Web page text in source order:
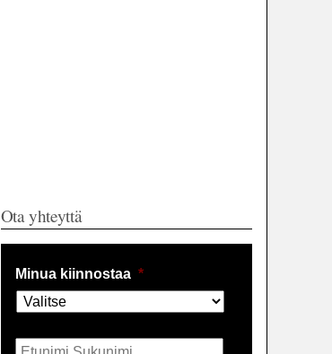
Ota yhteyttä
Minua kiinnostaa *
Nimi *